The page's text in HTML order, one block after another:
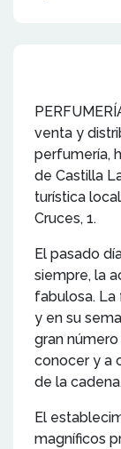
venta y
perfumería,
de Castilla
turística
Cruces, 1.
El pasado
siempre, la
fabulosa. La
y en su
gran
conocer y a
de la
El
magníficos